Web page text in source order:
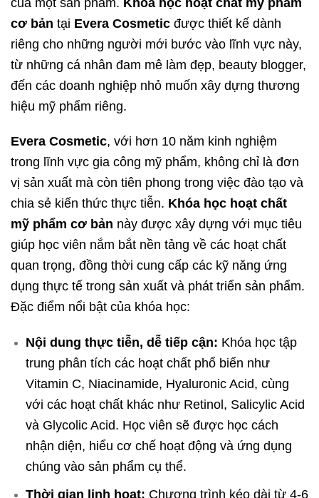
cơ bản tại Evera Cosmetic được thiết kế dành
riêng cho những người mới bước vào lĩnh vực này,
từ những cá nhân đam mê làm đẹp, beauty blogger,
đến các doanh nghiệp nhỏ muốn xây dựng thương
hiệu mỹ phẩm riêng.
Evera Cosmetic, với hơn 10 năm kinh nghiệm
trong lĩnh vực gia công mỹ phẩm, không chỉ là đơn
vị sản xuất mà còn tiên phong trong việc đào tạo và
chia sẻ kiến thức thực tiễn. Khóa học hoạt chất
mỹ phẩm cơ bản này được xây dựng với mục tiêu
giúp học viên nắm bắt nền tảng về các hoạt chất
quan trọng, đồng thời cung cấp các kỹ năng ứng
dụng thực tế trong sản xuất và phát triển sản phẩm.
Đặc điểm nổi bật của khóa học:
Nội dung thực tiễn, dễ tiếp cận: Khóa học tập
trung phân tích các hoạt chất phổ biến như
Vitamin C, Niacinamide, Hyaluronic Acid, cùng
với các hoạt chất khác như Retinol, Salicylic Acid
và Glycolic Acid. Học viên sẽ được học cách
nhận diện, hiểu cơ chế hoạt động và ứng dụng
chúng vào sản phẩm cụ thể.
Thời gian linh hoạt: Chương trình kéo dài từ 4-6